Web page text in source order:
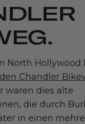
North Hollywood
den Chandler
waren dies alte
die durch
in einen